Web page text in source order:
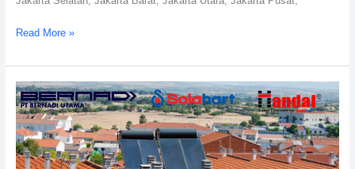
Read More »
Service
Solahart
Solar
Water
Heater